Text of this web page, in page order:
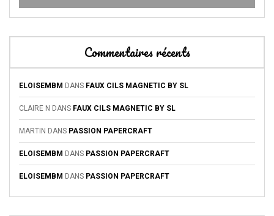
Commentaires récents
ELOISEMBM DANS FAUX CILS MAGNETIC BY SL
CLAIRE N DANS FAUX CILS MAGNETIC BY SL
MARTIN DANS PASSION PAPERCRAFT
ELOISEMBM DANS PASSION PAPERCRAFT
ELOISEMBM DANS PASSION PAPERCRAFT